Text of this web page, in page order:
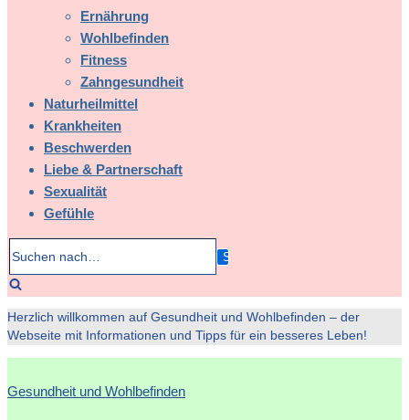
Ernährung
Wohlbefinden
Fitness
Zahngesundheit
Naturheilmittel
Krankheiten
Beschwerden
Liebe & Partnerschaft
Sexualität
Gefühle
Herzlich willkommen auf Gesundheit und Wohlbefinden – der
Webseite mit Informationen und Tipps für ein besseres Leben!
Gesundheit und Wohlbefinden